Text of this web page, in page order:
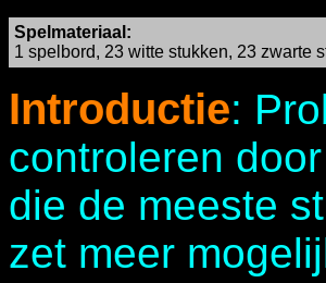
Spelmateriaal:
1 spelbord, 23 witte stukken, 23 zwarte
Introductie:
controleren
die de meeste
zet meer